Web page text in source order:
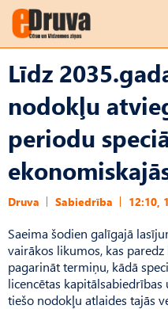
Līdz
nodokļu
periodu
Druva Sabiedrība 12:10,
Saeima šodien galīgajā
vairākos likumos, kas
pagarināt termiņu, kādā
licencētas
tiešo nodokļu atlaides tajās